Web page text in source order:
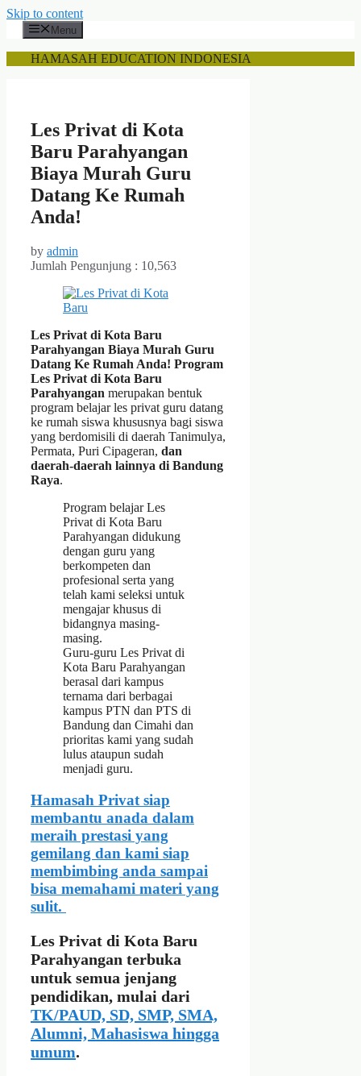
Skip to content
Menu
HAMASAH EDUCATION INDONESIA
Les Privat di Kota
Baru Parahyangan
Biaya Murah Guru
Datang Ke Rumah
Anda!
by admin
Jumlah Pengunjung : 10,563
Les Privat di Kota Baru
Parahyangan Biaya Murah Guru
Datang Ke Rumah Anda! Program
Les Privat di Kota Baru
Parahyangan merupakan bentuk
program belajar les privat guru datang
ke rumah siswa khususnya bagi siswa
yang berdomisili di daerah Tanimulya,
Permata, Puri Cipageran, dan
daerah-daerah lainnya di Bandung
Raya.
Program belajar Les
Privat di Kota Baru
Parahyangan didukung
dengan guru yang
berkompeten dan
profesional serta yang
telah kami seleksi untuk
mengajar khusus di
bidangnya masing-
masing.
Guru-guru Les Privat di
Kota Baru Parahyangan
berasal dari kampus
ternama dari berbagai
kampus PTN dan PTS di
Bandung dan Cimahi dan
prioritas kami yang sudah
lulus ataupun sudah
menjadi guru.
Hamasah Privat siap
membantu anada dalam
meraih prestasi yang
gemilang dan kami siap
membimbing anda sampai
bisa memahami materi yang
sulit.
Les Privat di Kota Baru
Parahyangan terbuka
untuk semua jenjang
pendidikan, mulai dari
TK/PAUD, SD, SMP, SMA,
Alumni, Mahasiswa hingga
umum.